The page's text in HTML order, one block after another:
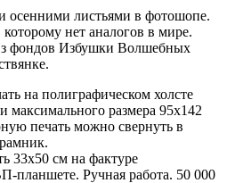
осенними листьями в фотошопе.
нет аналогов в мире.
фондов Избушки Волшебных
на полиграфическом холсте
размера 95х142
печать можно свернуть в
33х50 см на фактуре
планшете. Ручная работа. 50 000